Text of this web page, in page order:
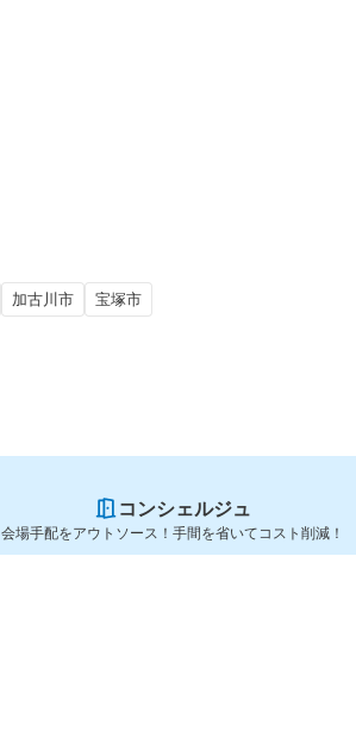
加古川市 宝塚市
コンシェルジュ
会場手配をアウトソース！手間を省いてコスト削減！